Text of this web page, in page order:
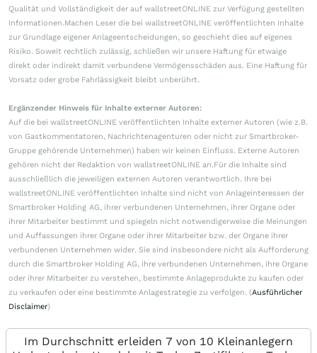
Qualität und Vollständigkeit der auf wallstreetONLINE zur Verfügung gestellten
Informationen.Machen Leser die bei wallstreetONLINE veröffentlichten Inhalte
zur Grundlage eigener Anlageentscheidungen, so geschieht dies auf eigenes
Risiko. Soweit rechtlich zulässig, schließen wir unsere Haftung für etwaige
direkt oder indirekt damit verbundene Vermögensschäden aus. Eine Haftung für
Vorsatz oder grobe Fahrlässigkeit bleibt unberührt.
Ergänzender Hinweis für Inhalte externer Autoren:
Auf die bei wallstreetONLINE veröffentlichten Inhalte externer Autoren (wie z.B.
von Gastkommentatoren, Nachrichtenagenturen oder nicht zur Smartbroker-
Gruppe gehörende Unternehmen) haben wir keinen Einfluss. Externe Autoren
gehören nicht der Redaktion von wallstreetONLINE an.Für die Inhalte sind
ausschließlich die jeweiligen externen Autoren verantwortlich. Ihre bei
wallstreetONLINE veröffentlichten Inhalte sind nicht von Anlageinteressen der
Smartbroker Holding AG, ihrer verbundenen Unternehmen, ihrer Organe oder
ihrer Mitarbeiter bestimmt und spiegeln nicht notwendigerweise die Meinungen
und Auffassungen ihrer Organe oder ihrer Mitarbeiter bzw. der Organe ihrer
verbundenen Unternehmen wider. Sie sind insbesondere nicht als Aufforderung
durch die Smartbroker Holding AG, ihre verbundenen Unternehmen, ihre Organe
oder ihrer Mitarbeiter zu verstehen, bestimmte Anlageprodukte zu kaufen oder
zu verkaufen oder eine bestimmte Anlagestrategie zu verfolgen. (Ausführlicher
Disclaimer)
Im Durchschnitt erleiden 7 von 10 Kleinanlegern